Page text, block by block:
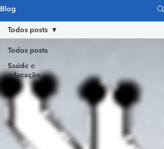
Blog
Todos posts
Saúde e
educação
Todos posts